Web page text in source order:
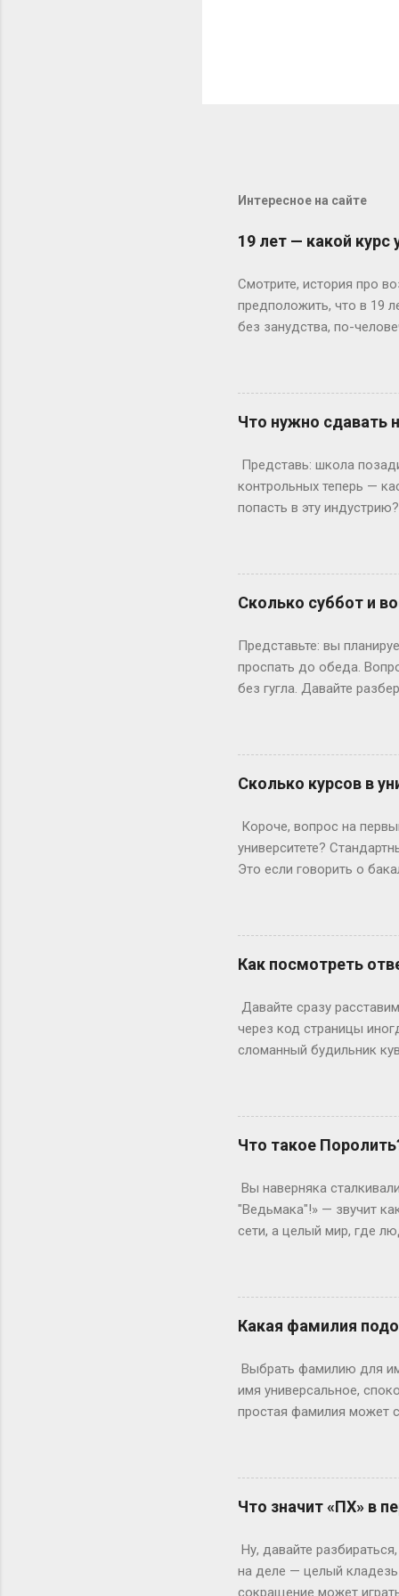
Интересное на сайте
19 лет — какой курс
Смотрите, история про
предположить, что в 19
без занудства, по-
не туда. Вот Сергей из
одноклассники уже на
штурмует лекции по
школе — представьте,
к этому возрасту
вносит коррективы.
Что нужно сдавать
Представь: школа
контрольных теперь —
попасть в эту
а закончила 9 классов.
позволяет бегать по
формальности.
быть высокой, худой и
весишь 55 кг — окей, но
Сколько суббот и
Представьте: вы
проспать до обеда.
без гугла. Давайте
остатке. То есть
лишний день?» Всё
понедельник, то
366 дней делим на 7 —
Выходных будет по 53. Но
Сколько курсов в
Короче, вопрос на
университете?
Это если говорить о
человечески. Классика
Сколько он будет
второй – уже с опытом,
стандартная программа
будущие врачи,
Как посмотреть
Давайте сразу
через код страницы
сломанный будильник
страницы
ключевое «однако»,
инспектор. Где же тогда
Раньше, в эпоху
рамка для картины. Саму
Что такое
Вы наверняка
"Ведьмака"!» — звучит
сети, а целый мир, где
ролевая кухня Слово
ролевиков. Если раньше
они перекочевали в
взаимодействовать,
когда даже
постороннего), нужно
Какая фамилия
Выбрать фамилию для
имя универсальное,
простая фамилия может
подводит. Возьмем, к
Надежно, понятно,
или Паркер. Они
А что насчет
Джейн Карпентер
характеру глубины. Или
Что значит «ПХ» в
Ну, давайте
на деле — целый кладезь
сокращение может